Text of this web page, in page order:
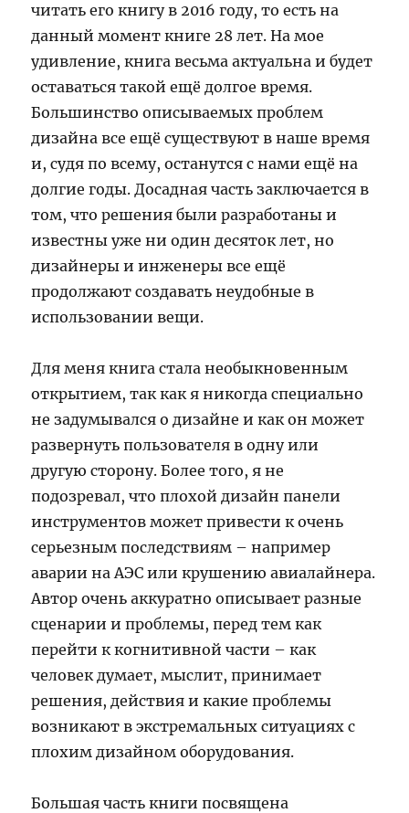
читать его книгу в 2016 году, то есть на
данный момент книге 28 лет. На мое
удивление, книга весьма актуальна и будет
оставаться такой ещё долгое время.
Большинство описываемых проблем
дизайна все ещё существуют в наше время
и, судя по всему, останутся с нами ещё на
долгие годы. Досадная часть заключается в
том, что решения были разработаны и
известны уже ни один десяток лет, но
дизайнеры и инженеры все ещё
продолжают создавать неудобные в
использовании вещи.
Для меня книга стала необыкновенным
открытием, так как я никогда специально
не задумывался о дизайне и как он может
развернуть пользователя в одну или
другую сторону. Более того, я не
подозревал, что плохой дизайн панели
инструментов может привести к очень
серьезным последствиям – например
аварии на АЭС или крушению авиалайнера.
Автор очень аккуратно описывает разные
сценарии и проблемы, перед тем как
перейти к когнитивной части – как
человек думает, мыслит, принимает
решения, действия и какие проблемы
возникают в экстремальных ситуациях с
плохим дизайном оборудования.
Большая часть книги посвящена